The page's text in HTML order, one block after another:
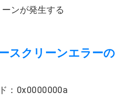
ンが発生する
スクリーンエラーの
：0x0000000a